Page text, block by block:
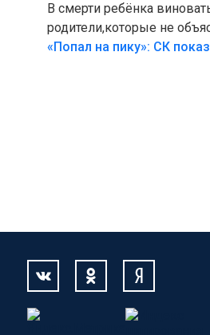
В смерти ребёнка
родители,которые не
что такое хорошо и что